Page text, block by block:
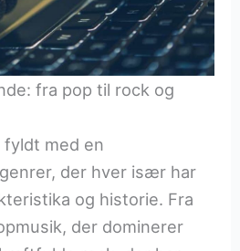
fra pop til rock og
med en
der hver især har
og historie. Fra
der dominerer